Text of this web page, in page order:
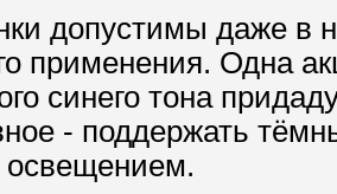
допустимы даже в
применения. Одна
синего тона
- поддержать
освещением.